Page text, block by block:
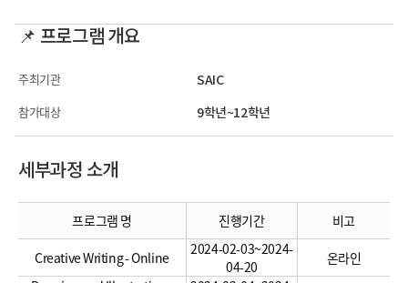
📌 프로그램 개요
주최기관 SAIC
참가대상 9학년~12학년
세부과정 소개
프로그램 명 진행기간 비고
Creative Writing - Online
2024-02-03~2024-
04-20
온라인